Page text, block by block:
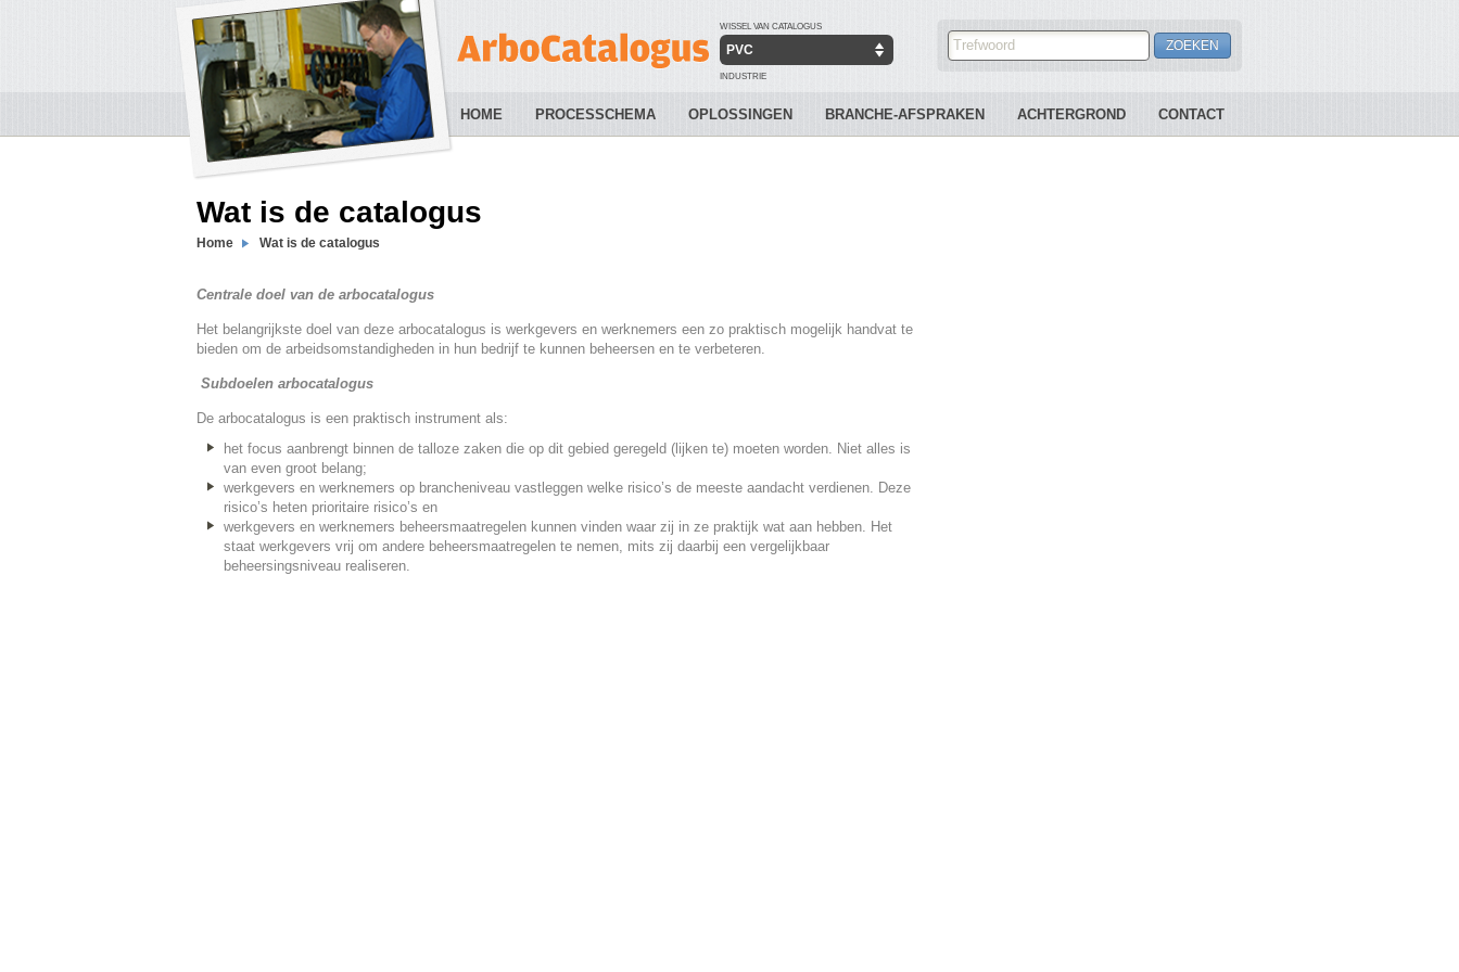
WISSEL VAN CATALOGUS
PVC
INDUSTRIE
HOME PROCESSCHEMA OPLOSSINGEN BRANCHE-AFSPRAKEN ACHTERGROND CONTACT
Wat is de catalogus
Home Wat is de catalogus
Centrale doel van de arbocatalogus
Het belangrijkste doel van deze arbocatalogus is werkgevers en werknemers een zo praktisch mogelijk handvat te
bieden om de arbeidsomstandigheden in hun bedrijf te kunnen beheersen en te verbeteren.
Subdoelen arbocatalogus
De arbocatalogus is een praktisch instrument als:
het focus aanbrengt binnen de talloze zaken die op dit gebied geregeld (lijken te) moeten worden. Niet alles is
van even groot belang;
werkgevers en werknemers op brancheniveau vastleggen welke risico’s de meeste aandacht verdienen. Deze
risico’s heten prioritaire risico’s en
werkgevers en werknemers beheersmaatregelen kunnen vinden waar zij in ze praktijk wat aan hebben. Het
staat werkgevers vrij om andere beheersmaatregelen te nemen, mits zij daarbij een vergelijkbaar
beheersingsniveau realiseren.